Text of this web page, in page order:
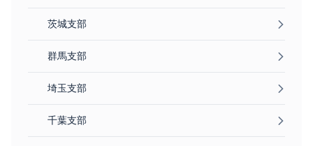
茨城支部
群馬支部
埼玉支部
千葉支部